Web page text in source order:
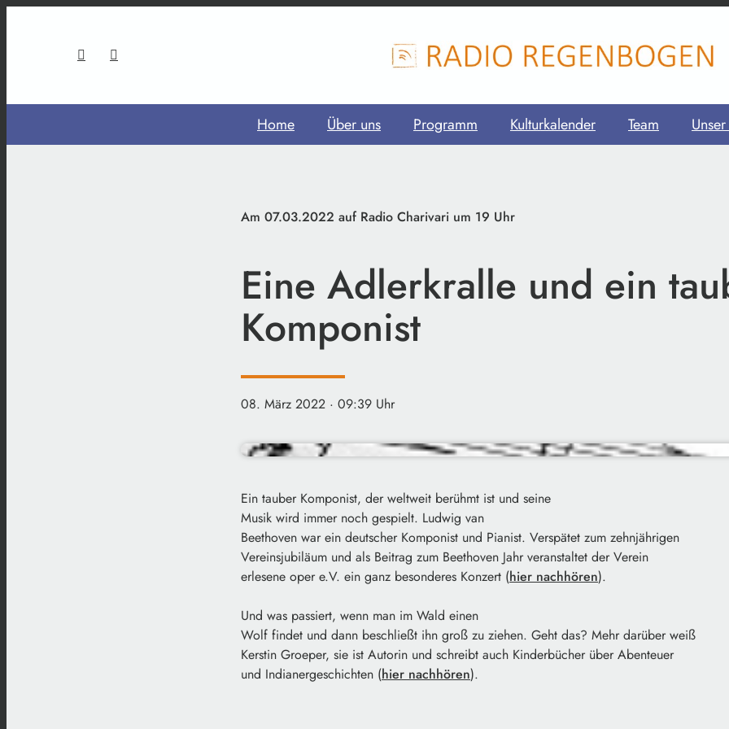
Home Über uns Programm Kulturkalender Team
Am 07.03.2022 auf Radio Charivari um 19 Uhr
Eine Adlerkralle und ein
Komponist
08. März 2022 · 09:39 Uhr
Ein tauber Komponist, der weltweit berühmt ist und seine
Musik wird immer noch gespielt. Ludwig van
Beethoven war ein deutscher Komponist und Pianist. Verspätet zum zehnjährigen
Vereinsjubiläum und als Beitrag zum Beethoven Jahr veranstaltet der Verein
erlesene oper e.V. ein ganz besonderes Konzert (hier nachhören).
Und was passiert, wenn man im Wald einen
Wolf findet und dann beschließt ihn groß zu ziehen. Geht das? Mehr darüber weiß
Kerstin Groeper, sie ist Autorin und schreibt auch Kinderbücher über Abenteuer
und Indianergeschichten (hier nachhören).